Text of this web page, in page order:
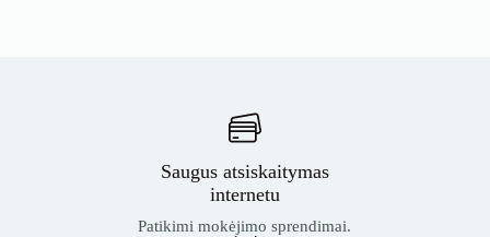
Saugus atsiskaitymas
internetu
Patikimi mokėjimo sprendimai.